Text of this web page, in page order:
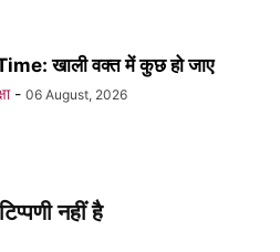
खाली वक्त में कुछ हो जाए
- 06 August, 2026
नहीं है